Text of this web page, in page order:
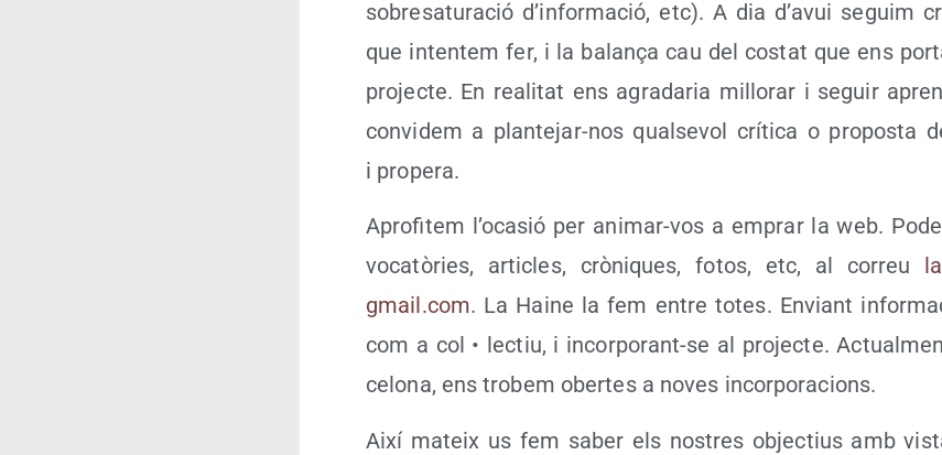
sobre­sa­tu­ra­ció d’in­for­ma­ció, etc). A dia d’a­vui seguim
que inten­tem fer, i la bala­nça cau del cos­tat que ens
pro­jec­te. En reali­tat ens agra­da­ria millo­rar i seguir
con­vi­dem a plan­te­jar-nos qual­se­vol crí­ti­ca o pro­pos­ta
i propera.
Apro­fi­tem l’o­ca­sió per ani­mar-vos a emprar la web.
vo­ca­tò­ries, arti­cles, crò­ni­ques, fotos, etc, al correu
gmail.​com. La Hai­ne la fem entre totes. Enviant
com a col • lec­tiu, i incor­po­rant-se al pro­jec­te.
ce­lo­na, ens tro­bem ober­tes a noves incorporacions.
Així mateix us fem saber els nos­tres objec­tius amb